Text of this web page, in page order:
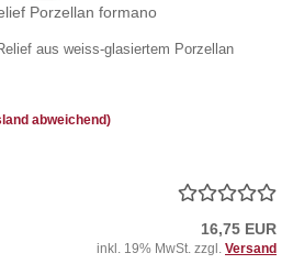
Porzellan formano
aus weiss-glasiertem Porzellan
abweichend)
16,75 EUR
inkl. 19% MwSt. zzgl. Versand